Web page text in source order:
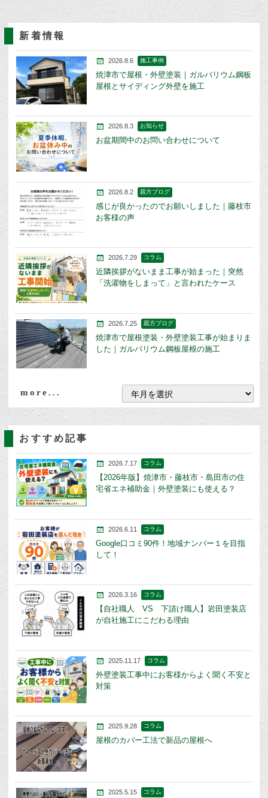
新着情報
2026.8.6 施工事例
焼津市で屋根・外壁塗装｜ガルバリウム鋼板
屋根とサイディング外壁を施工
2026.8.3 お知らせ
お盆期間中のお問い合わせについて
2026.8.2 親方ブログ
感じが良かったのでお願いしました｜藤枝市
お客様の声
2026.7.29 コラム
近隣挨拶がないまま工事が始まった｜突然
「洗濯物をしまって」と言われたケース
2026.7.25 親方ブログ
焼津市で屋根塗装・外壁塗装工事が始まりま
した｜ガルバリウム鋼板屋根の施工
more...
おすすめ記事
2026.7.17 コラム
【2026年版】焼津市・藤枝市・島田市の住
宅省エネ補助金｜外壁塗装にも使える？
2026.6.11 コラム
Google口コミ90件！地域ナンバー１を目指
して！
2026.3.16 コラム
【自社職人 VS 下請け職人】岩田塗装店
が自社施工にこだわる理由
2025.11.17 コラム
外壁塗装工事中にお客様からよく聞く不安と
対策
2025.9.28 コラム
屋根のカバー工法で新品の屋根へ
2025.5.15 コラム